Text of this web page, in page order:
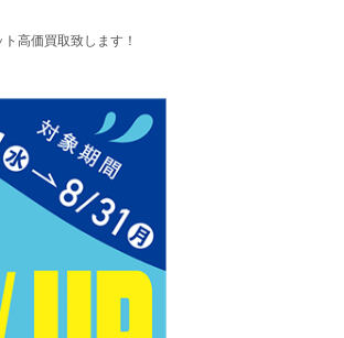
高価買取致します！